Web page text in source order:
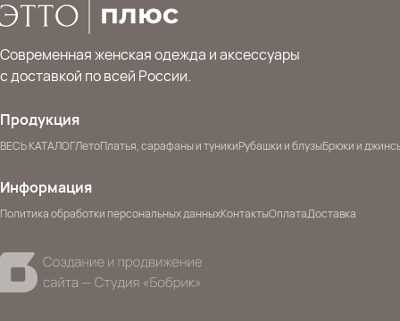
Современная женская одежда и аксессуары
с доставкой по всей России.
Продукция
ВЕСЬ КАТАЛОГЛетоПлатья, сарафаны и туникиРубашки и блузыБрюки и
Информация
Политика обработки персональных данныхКонтактыОплатаДоставка